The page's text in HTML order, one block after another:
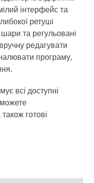
інтерфейс та
ретуші
та регульовані
редагувати
програму,
всі доступні
готові